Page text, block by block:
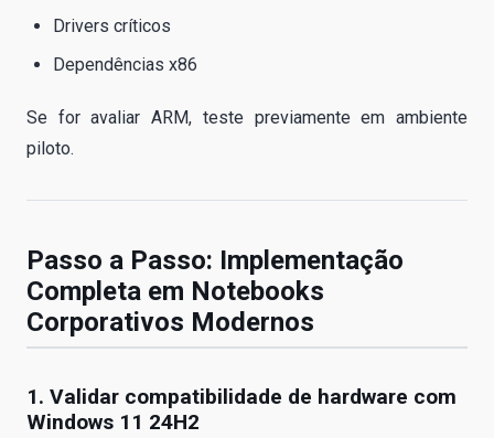
Drivers críticos
Dependências x86
Se for avaliar ARM, teste previamente em ambiente
piloto.
Passo a Passo: Implementação
Completa em Notebooks
Corporativos Modernos
1. Validar compatibilidade de hardware com
Windows 11 24H2